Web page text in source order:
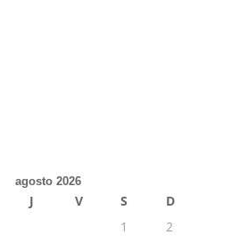
agosto 2026
J V S
D
1
2